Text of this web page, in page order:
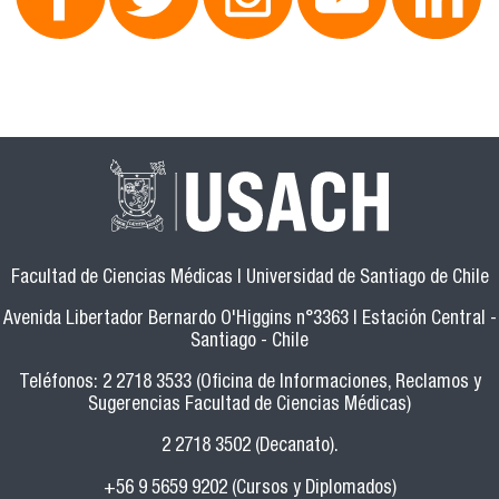
Facultad de Ciencias Médicas | Universidad de Santiago de Chile
Avenida Libertador Bernardo O'Higgins n°3363 | Estación Central -
Santiago - Chile
Teléfonos: 2 2718 3533 (Oficina de Informaciones, Reclamos y
Sugerencias Facultad de Ciencias Médicas)
2 2718 3502 (Decanato).
+56 9 5659 9202 (Cursos y Diplomados)